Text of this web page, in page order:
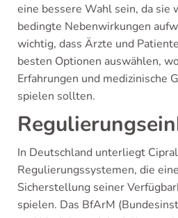
eine bessere Wahl sein, da sie
bedingte Nebenwirkungen
wichtig, dass Ärzte und
besten Optionen auswählen,
Erfahrungen und medizinische
spielen sollten.
In Deutschland unterliegt
Regulierungssystemen, die
Sicherstellung seiner
spielen. Das BfArM